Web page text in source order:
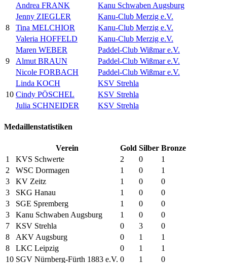
Andrea FRANK
Kanu Schwaben Augsburg
8
Jenny ZIEGLER
Kanu-Club Merzig e.V.
Tina MELCHIOR
Kanu-Club Merzig e.V.
Valeria HOFFELD
Kanu-Club Merzig e.V.
9
Maren WEBER
Paddel-Club Wißmar e.V.
Almut BRAUN
Paddel-Club Wißmar e.V.
Nicole FORBACH
Paddel-Club Wißmar e.V.
10
Linda KOCH
KSV Strehla
Cindy PÖSCHEL
KSV Strehla
Julia SCHNEIDER
KSV Strehla
Medaillenstatistiken
Verein Gold Silber Bronze
1
KVS Schwerte 2 0
1
2
WSC Dormagen 1 0
1
3
KV Zeitz 1 0
0
3
SKG Hanau 1 0
0
3
SGE Spremberg 1 0
0
3
Kanu Schwaben Augsburg 1 0
0
7
KSV Strehla 0 3
0
8
AKV Augsburg 0 1
1
8
LKC Leipzig 0 1
1
10 SGV Nürnberg-Fürth 1883 e.V. 0 1
0